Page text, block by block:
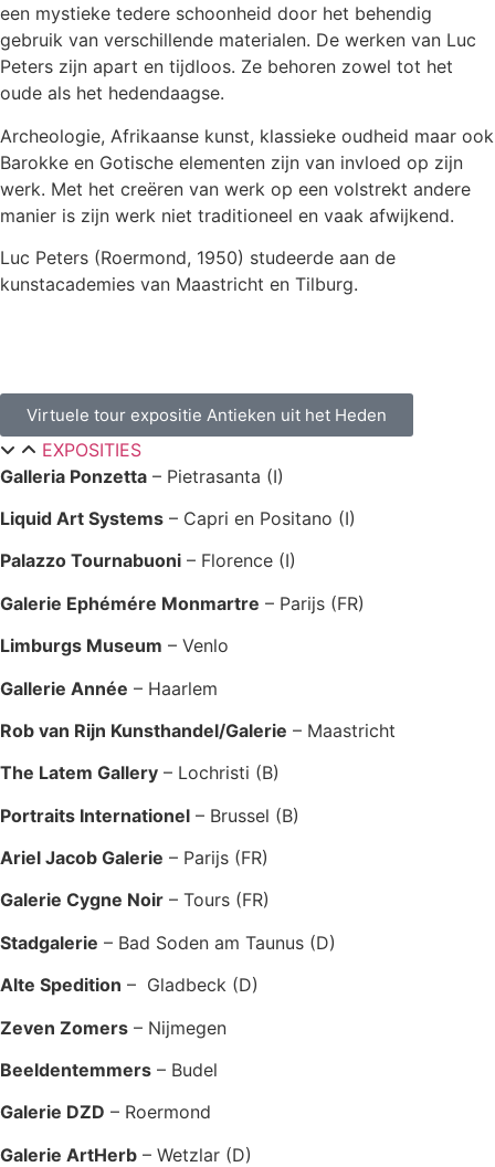
een mystieke tedere schoonheid door het behendig
gebruik van verschillende materialen. De werken van Luc
Peters zijn apart en tijdloos. Ze behoren zowel tot het
oude als het hedendaagse.
Archeologie, Afrikaanse kunst, klassieke oudheid maar ook
Barokke en Gotische elementen zijn van invloed op zijn
werk. Met het creëren van werk op een volstrekt andere
manier is zijn werk niet traditioneel en vaak afwijkend.
Luc Peters (Roermond, 1950) studeerde aan de
kunstacademies van Maastricht en Tilburg.
Virtuele tour expositie Antieken uit het Heden
EXPOSITIES
Galleria Ponzetta – Pietrasanta (I)
Liquid Art Systems – Capri en Positano (I)
Palazzo Tournabuoni – Florence (I)
Galerie Ephémére Monmartre – Parijs (FR)
Limburgs Museum – Venlo
Gallerie Année – Haarlem
Rob van Rijn Kunsthandel/Galerie – Maastricht
The Latem Gallery – Lochristi (B)
Portraits Internationel – Brussel (B)
Ariel Jacob Galerie – Parijs (FR)
Galerie Cygne Noir – Tours (FR)
Stadgalerie – Bad Soden am Taunus (D)
Alte Spedition – Gladbeck (D)
Zeven Zomers – Nijmegen
Beeldentemmers – Budel
Galerie DZD – Roermond
Galerie ArtHerb – Wetzlar (D)